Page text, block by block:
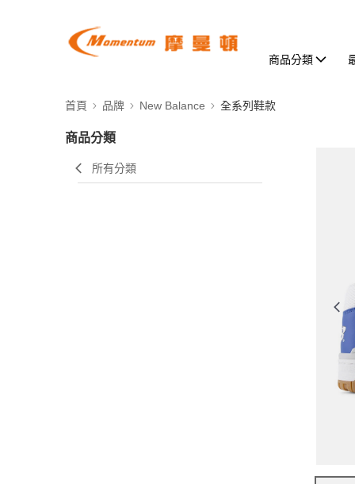
商品分類
首頁 品牌 New Balance 全系列鞋款
商品分類
所有分類